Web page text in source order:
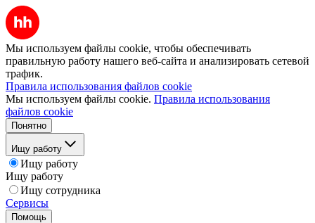
Мы используем файлы cookie, чтобы обеспечивать
правильную работу нашего веб-сайта и анализировать сетевой
трафик.
Правила использования файлов cookie
Мы используем файлы cookie. Правила использования
файлов cookie
Понятно
Ищу работу
Ищу работу
Ищу работу
Ищу сотрудника
Сервисы
Помощь